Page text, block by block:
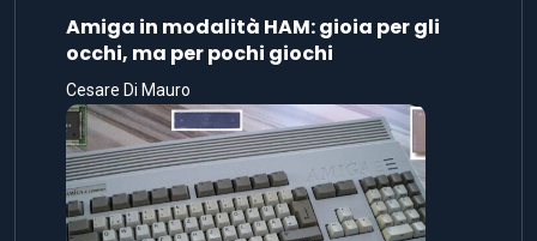
Amiga in modalità HAM: gioia per gli
occhi, ma per pochi giochi
Cesare Di Mauro